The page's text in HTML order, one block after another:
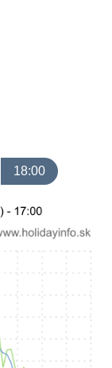
18:00